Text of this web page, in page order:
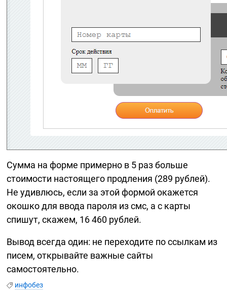
Сумма на форме примерно в 5 раз больше
стоимости настоящего продления (289 рублей).
Не удивлюсь, если за этой формой окажется
окошко для ввода пароля из смс, а с карты
спишут, скажем, 16 460 рублей.
Вывод всегда один: не переходите по ссылкам из
писем, открывайте важные сайты
самостоятельно.
инфобез